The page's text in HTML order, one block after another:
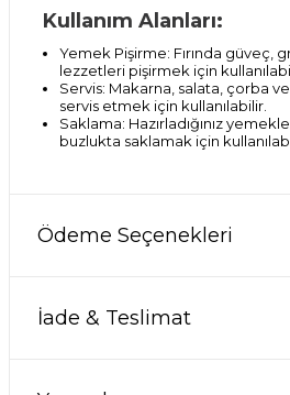
Kullanım Alanları:
Yemek Pişirme: Fırında güveç,
lezzetleri pişirmek için
Servis: Makarna, salata, çorba
servis etmek için kullanılabilir.
Saklama: Hazırladığınız
buzlukta saklamak için
Ödeme Seçenekleri
İade & Teslimat